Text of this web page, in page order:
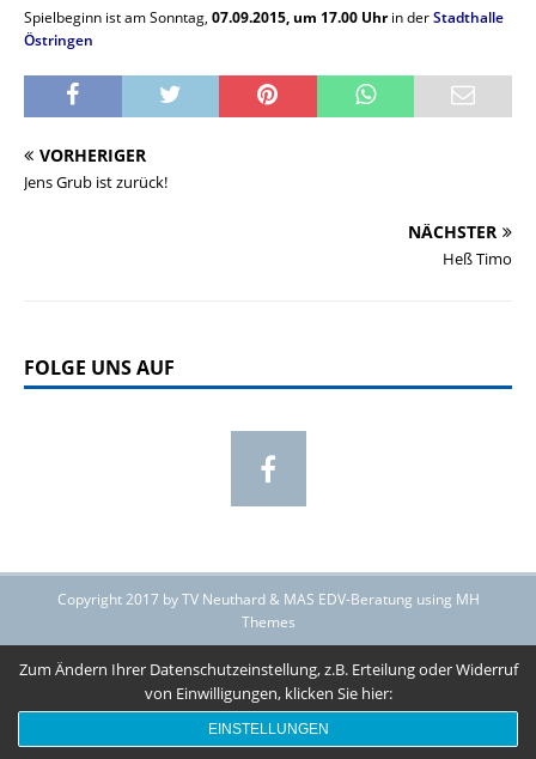
Spielbeginn ist am Sonntag, 07.09.2015, um 17.00 Uhrin derStadthalle
Östringen
VORHERIGER
Jens Grub ist zurück!
NÄCHSTER
Heß Timo
FOLGE UNS AUF
Copyright 2017 by TV Neuthard & MAS EDV-Beratung using MH
Themes
Zum Ändern Ihrer Datenschutzeinstellung, z.B. Erteilung oder Widerruf
von Einwilligungen, klicken Sie hier:
EINSTELLUNGEN